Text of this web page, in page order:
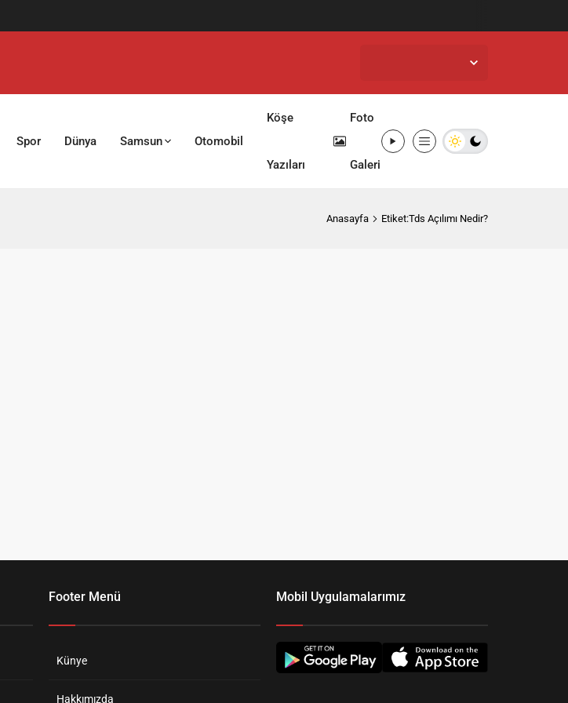
Spor Dünya Samsun Otomobil
Köşe
Yazıları
Foto
Galeri
Anasayfa Etiket:Tds Açılımı Nedir?
Footer Menü
Künye
Hakkımızda
Mobil Uygulamalarımız